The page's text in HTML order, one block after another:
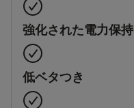
強化された電力保持
低ベタつき